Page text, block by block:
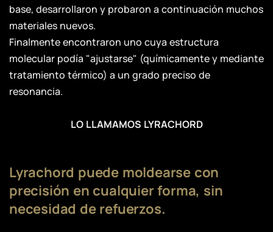
base, desarrollaron y probaron a continuación muchos
materiales nuevos.
Finalmente encontraron uno cuya estructura
molecular podía "ajustarse" (químicamente y mediante
tratamiento térmico) a un grado preciso de
resonancia.
LO LLAMAMOS​ LYRACHORD
Lyrachord puede moldearse con
precisión en cualquier forma, sin
necesidad de refuerzos.